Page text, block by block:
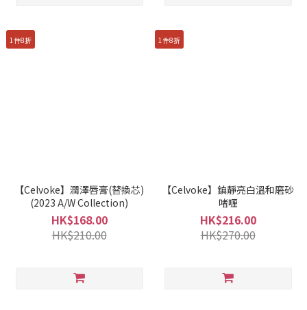
1件8折
【Celvoke】潤澤唇膏(替換芯)
(2023 A/W Collection)
HK$168.00
HK$210.00
1件8折
【Celvoke】鎮靜亮白溫和磨砂
啫喱
HK$216.00
HK$270.00